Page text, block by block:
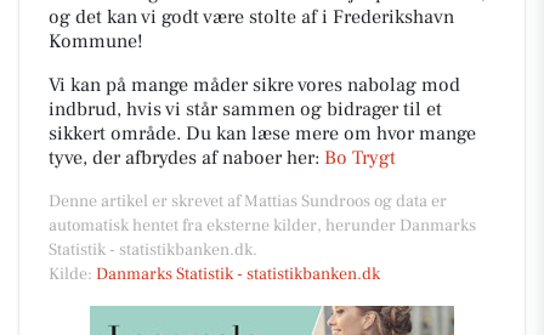
og det kan vi godt være stolte af i Frederikshavn
Kommune!
Vi kan på mange måder sikre vores nabolag mod
indbrud, hvis vi står sammen og bidrager til et
sikkert område. Du kan læse mere om hvor mange
tyve, der afbrydes af naboer her: Bo Trygt
Denne artikel er skrevet af Mattias Sundroos og data er
automatisk hentet fra eksterne kilder, herunder Danmarks
Statistik - statistikbanken.dk.
Kilde: Danmarks Statistik - statistikbanken.dk